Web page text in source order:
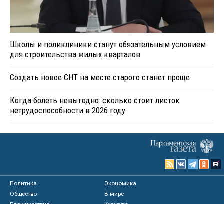
Школы и поликлиники станут обязательным условием
для строительства жилых кварталов
Создать новое СНТ на месте старого станет проще
Когда болеть невыгодно: сколько стоит листок
нетрудоспособности в 2026 году
Политика
Экономика
Общество
В мире